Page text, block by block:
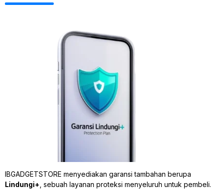
IBGADGETSTORE menyediakan garansi tambahan berupa
Lindungi+ , sebuah layanan proteksi menyeluruh untuk pembeli.